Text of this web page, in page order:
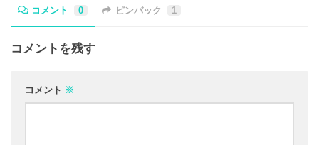
コメント 0 ピンバック 1
コメントを残す
コメント ※